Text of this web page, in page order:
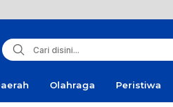
Olahraga Peristiwa